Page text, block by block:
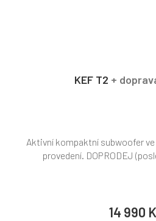
KEF T2 +
14 990
Aktivní kompaktní subwoofer
provedení. DOPRODEJ